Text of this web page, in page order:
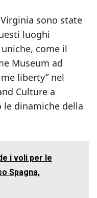
sono state
luoghi
come il
Museum ad
liberty” nel
Culture a
le dinamiche della
i voli per le
Spagna,